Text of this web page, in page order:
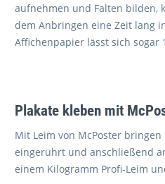
aufnehmen und Falten bilden,
dem Anbringen eine Zeit lang
Affichenpapier lässt sich sogar
Plakate kleben mit
Mit Leim von McPoster
eingerührt und anschließend
einem Kilogramm Profi-Leim